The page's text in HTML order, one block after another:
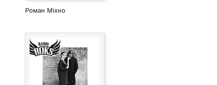
Роман Міхно